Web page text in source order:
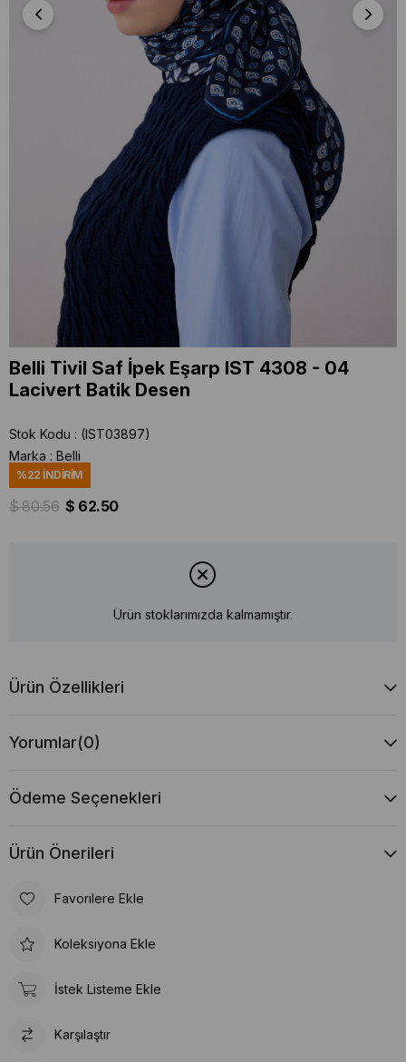
Belli Tivil Saf İpek Eşarp IST 4308 - 04
Lacivert Batik Desen
Stok Kodu
(IST03897)
Marka : Belli
%22 İNDIRIM
$ 80.56 $ 62.50
Ürün stoklarımızda kalmamıştır.
Ürün Özellikleri
Yorumlar(0)
Ödeme Seçenekleri
Ürün Önerileri
Favorilere Ekle
Koleksiyona Ekle
İstek Listeme Ekle
Karşılaştır